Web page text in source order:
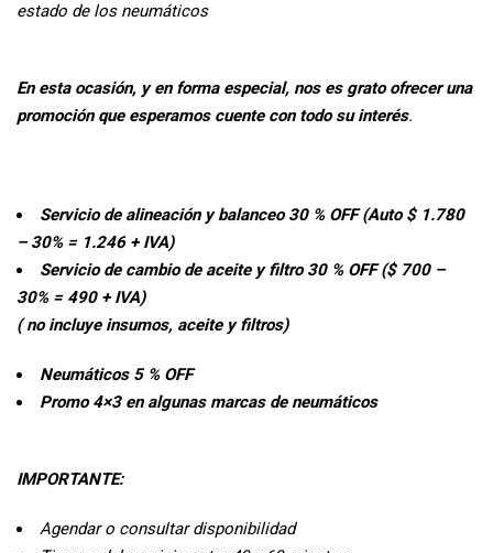
estado de los neumáticos
En esta ocasión, y en forma especial, nos es grato ofrecer una
promoción que esperamos cuente con todo su interés.
Servicio de alineación y balanceo 30 % OFF (Auto $ 1.780
– 30% = 1.246 + IVA)
Servicio de cambio de aceite y filtro 30 % OFF ($ 700 –
30% = 490 + IVA)
( no incluye insumos, aceite y filtros)
Neumáticos 5 % OFF
Promo 4×3 en algunas marcas de neumáticos
IMPORTANTE:
Agendar o consultar disponibilidad